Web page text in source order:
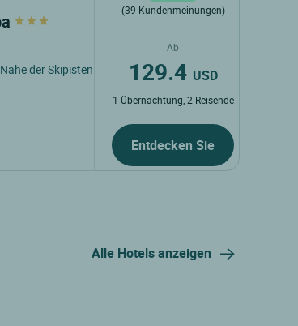
der Skipisten
(39 Kundenmeinungen)
Ab
129.4 USD
1 Übernachtung, 2 Reisende
Entdecken Sie
Alle Hotels anzeigen